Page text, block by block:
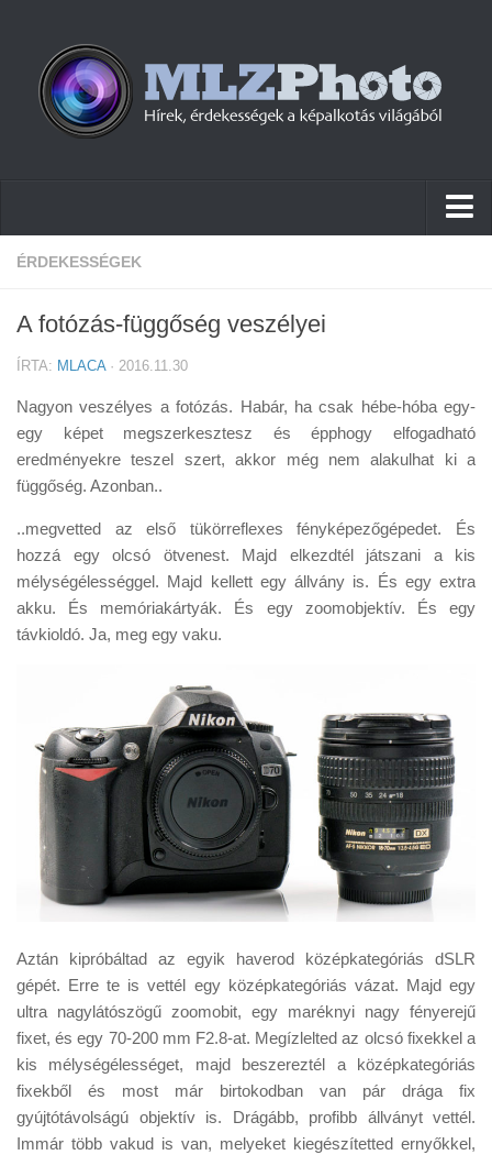
Hírek
Cikkek
Firmware
Tudástár
Tanácsok
Érdekességek
Helyszíni Riport
ÉRDEKESSÉGEK
A fotózás-függőség veszélyei
ÍRTA: MLACA· 2016.11.30
Nagyon veszélyes a fotózás. Habár, ha csak hébe-hóba egy-
egy képet megszerkesztesz és épphogy elfogadható
eredményekre teszel szert, akkor még nem alakulhat ki a
függőség. Azonban..
..megvetted az első tükörreflexes fényképezőgépedet. És
hozzá egy olcsó ötvenest. Majd elkezdtél játszani a kis
mélységélességgel. Majd kellett egy állvány is. És egy extra
akku. És memóriakártyák. És egy zoomobjektív. És egy
távkioldó. Ja, meg egy vaku.
Aztán kipróbáltad az egyik haverod középkategóriás dSLR
gépét. Erre te is vettél egy középkategóriás vázat. Majd egy
ultra nagylátószögű zoomobit, egy maréknyi nagy fényerejű
fixet, és egy 70-200 mm F2.8-at. Megízlelted az olcsó fixekkel a
kis mélységélességet, majd beszereztél a középkategóriás
fixekből és most már birtokodban van pár drága fix
gyújtótávolságú objektív is. Drágább, profibb állványt vettél.
Immár több vakud is van, melyeket kiegészítetted ernyőkkel,